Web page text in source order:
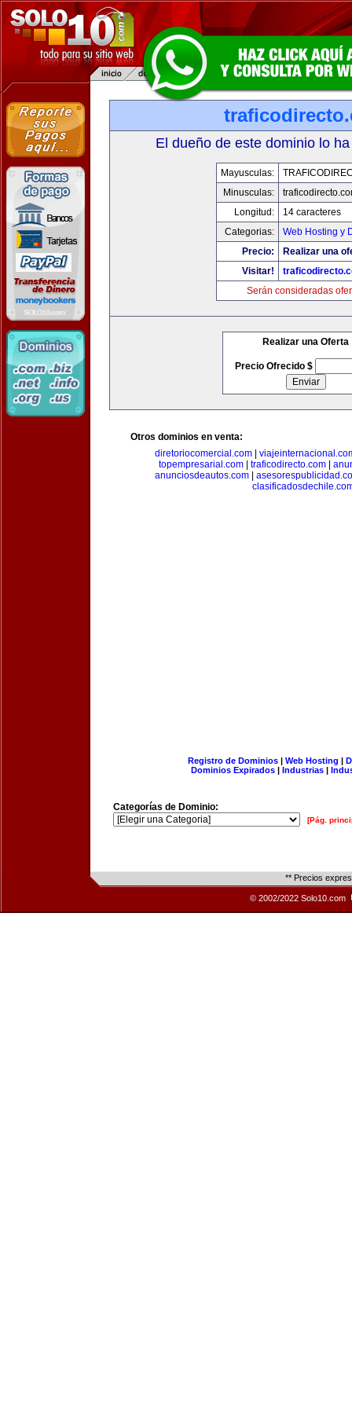
El dueño de este dominio lo
Mayusculas:
Minusculas:
Longitud:
14 caracteres
Categorias:
Web Hosting y
Precio:
Realizar una
Visitar!
Serán consideradas
Realizar una Oferta
Precio Ofrecido $
Otros dominios en venta:
diretoriocomercial.com
topempresarial.com
traficodirecto.com
anunciosdeautos.com|
Registro de Dominios| Web Hosting |
Dominios Expirados | Industrias |
Categorías de Dominio:
[Pág.
** Precios
© 2002/2022 Solo10.com